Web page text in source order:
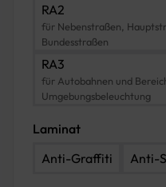
RA2
für Nebenstraßen,
Bundesstraßen
RA3
für Autobahnen und
Umgebungsbeleuchtung
Laminat
Anti-Graffiti
Anti-